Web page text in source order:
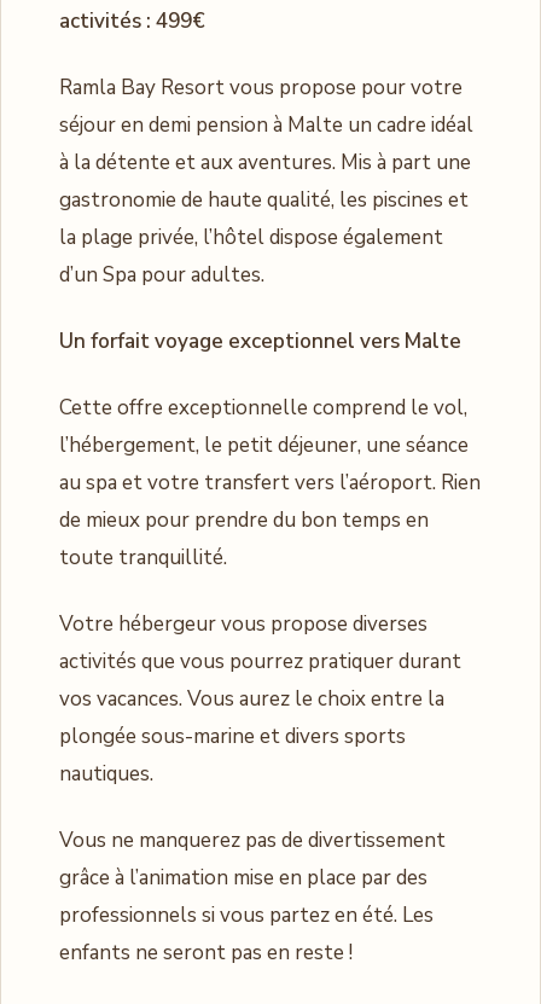
activités : 499€
Ramla Bay Resort vous propose pour votre
séjour en demi pension à Malte un cadre idéal
à la détente et aux aventures. Mis à part une
gastronomie de haute qualité, les piscines et
la plage privée, l’hôtel dispose également
d’un Spa pour adultes.
Un forfait voyage exceptionnel vers Malte
Cette offre exceptionnelle comprend le vol,
l’hébergement, le petit déjeuner, une séance
au spa et votre transfert vers l’aéroport. Rien
de mieux pour prendre du bon temps en
toute tranquillité.
Votre hébergeur vous propose diverses
activités que vous pourrez pratiquer durant
vos vacances. Vous aurez le choix entre la
plongée sous-marine et divers sports
nautiques.
Vous ne manquerez pas de divertissement
grâce à l’animation mise en place par des
professionnels si vous partez en été. Les
enfants ne seront pas en reste !